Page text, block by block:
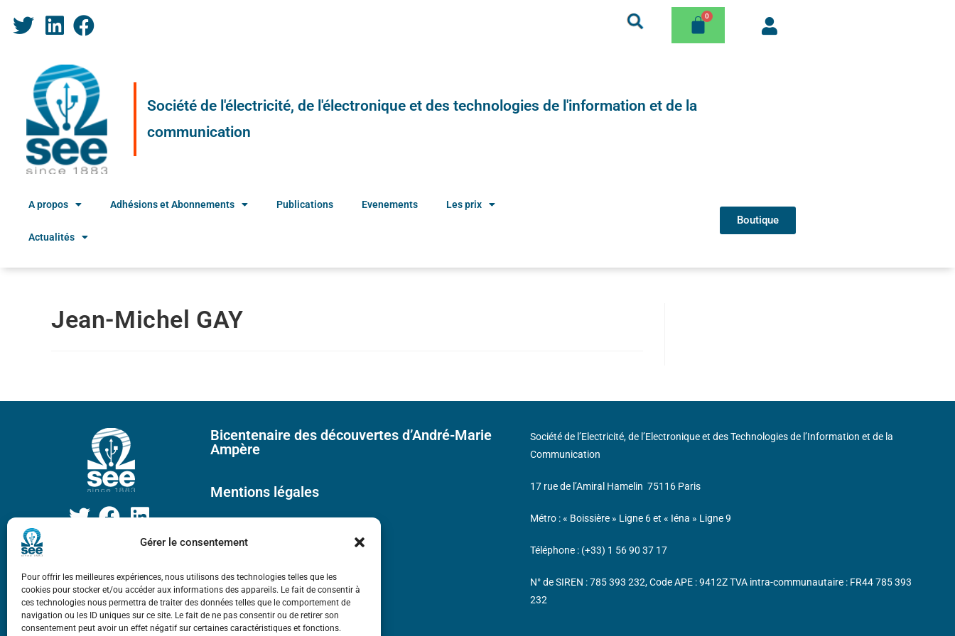
Gérer le consentement
Pour offrir les meilleures expériences, nous utilisons des technologies telles que les
cookies pour stocker et/ou accéder aux informations des appareils. Le fait de consentir à
ces technologies nous permettra de traiter des données telles que le comportement de
navigation ou les ID uniques sur ce site. Le fait de ne pas consentir ou de retirer son
consentement peut avoir un effet négatif sur certaines caractéristiques et fonctions.
Société de l'électricité, de l'électronique et des technologies de l'information et de la
communication
A propos Adhésions et Abonnements Publications Evenements Les prix
Actualités
Boutique
Jean-Michel GAY
Bicentenaire des découvertes d’André-Marie
Ampère
Mentions légales
Société de l’Electricité, de l’Electronique et des Technologies de l’Information et de la
Communication
17 rue de l’Amiral Hamelin 75116 Paris
Métro : « Boissière » Ligne 6 et « Iéna » Ligne 9
Téléphone : (+33) 1 56 90 37 17
N° de SIREN : 785 393 232, Code APE : 9412Z TVA intra-communautaire : FR44 785 393
232